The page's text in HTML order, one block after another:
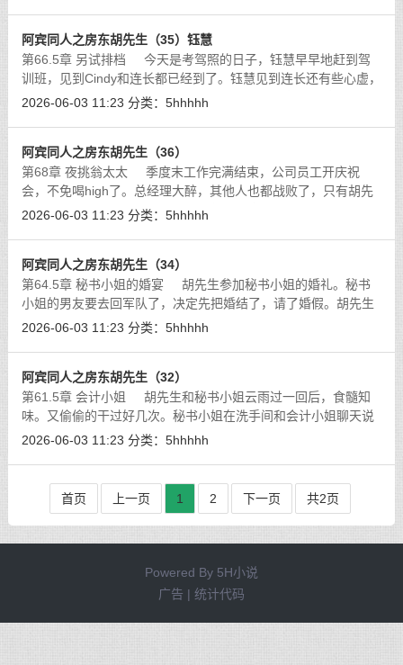
阿宾同人之房东胡先生（35）钰慧
第66.5章 另试排档 今天是考驾照的日子，钰慧早早地赶到驾
训班，见到Cindy和连长都已经到了。钰慧见到连长还有些心虚，
想着职业军人果然有战斗力，上周六那晚连长插得钰慧高潮连
2026-06-03 11:23 分类： 5hhhhh
阿宾同人之房东胡先生（36）
第68章 夜挑翁太太 季度末工作完满结束，公司员工开庆祝
会，不免喝high了。总经理大醉，其他人也都战败了，只有胡先
生今天开车，所以没喝酒。其他人打车回家，因为总经理烂醉如
2026-06-03 11:23 分类： 5hhhhh
阿宾同人之房东胡先生（34）
第64.5章 秘书小姐的婚宴 胡先生参加秘书小姐的婚礼。秘书
小姐的男友要去回军队了，决定先把婚结了，请了婚假。胡先生
和秘书小姐经常偷情，想到以后秘书小姐就成了人妻了，心里有
2026-06-03 11:23 分类： 5hhhhh
阿宾同人之房东胡先生（32）
第61.5章 会计小姐 胡先生和秘书小姐云雨过一回后，食髓知
味。又偷偷的干过好几次。秘书小姐在洗手间和会计小姐聊天说
漏了嘴，说起胡先生的天赋过人。会计小姐暗想若是真有本事胡
2026-06-03 11:23 分类： 5hhhhh
首页 上一页 1 2 下一页 共2页
Powered By 5H小说
广告 | 统计代码